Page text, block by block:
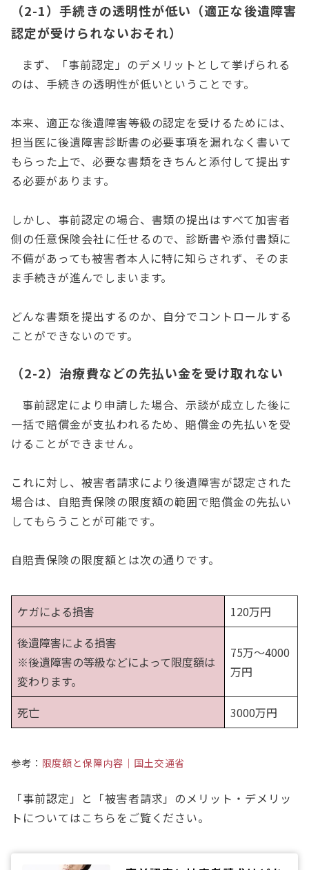
（2-1）手続きの透明性が低い（適正な後遺障害
認定が受けられないおそれ）
まず、「事前認定」のデメリットとして挙げられる
のは、手続きの透明性が低いということです。
本来、適正な後遺障害等級の認定を受けるためには、
担当医に後遺障害診断書の必要事項を漏れなく書いて
もらった上で、必要な書類をきちんと添付して提出す
る必要があります。
しかし、事前認定の場合、書類の提出はすべて加害者
側の任意保険会社に任せるので、診断書や添付書類に
不備があっても被害者本人に特に知らされず、そのま
ま手続きが進んでしまいます。
どんな書類を提出するのか、自分でコントロールする
ことができないのです。
（2-2）治療費などの先払い金を受け取れない
事前認定により申請した場合、示談が成立した後に
一括で賠償金が支払われるため、賠償金の先払いを受
けることができません。
これに対し、被害者請求により後遺障害が認定された
場合は、自賠責保険の限度額の範囲で賠償金の先払い
してもらうことが可能です。
自賠責保険の限度額とは次の通りです。
ケガによる損害
120万円
後遺障害による損害
※後遺障害の等級などによって限度額は
変わります。
75万～4000
万円
死亡 3000万円
参考： 限度額と保障内容｜国土交通省
「事前認定」と「被害者請求」のメリット・デメリッ
トについてはこちらをご覧ください。